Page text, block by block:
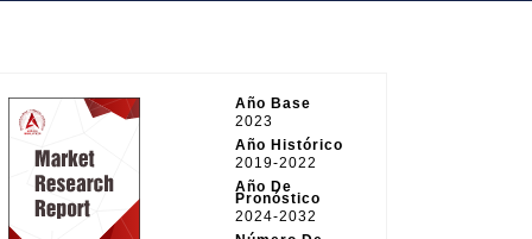
Año Base
2023
Año Histórico
2019-2022
Año De
Pronóstico
2024-2032